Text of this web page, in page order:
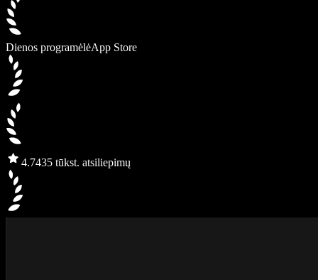
Dienos programėlėApp Store
4.7435 tūkst. atsiliepimų